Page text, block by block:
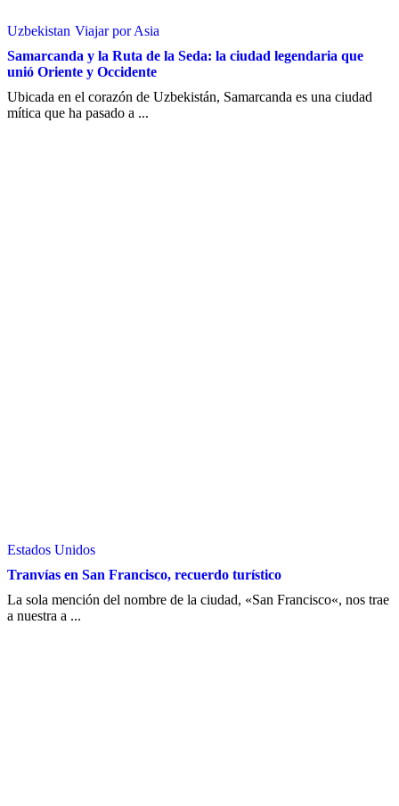
Uzbekistan Viajar por Asia
Samarcanda y la Ruta de la Seda: la ciudad legendaria que
unió Oriente y Occidente
Ubicada en el corazón de Uzbekistán, Samarcanda es una ciudad
mítica que ha pasado a ...
Estados Unidos
Tranvías en San Francisco, recuerdo turístico
La sola mención del nombre de la ciudad, «San Francisco«, nos trae
a nuestra a ...